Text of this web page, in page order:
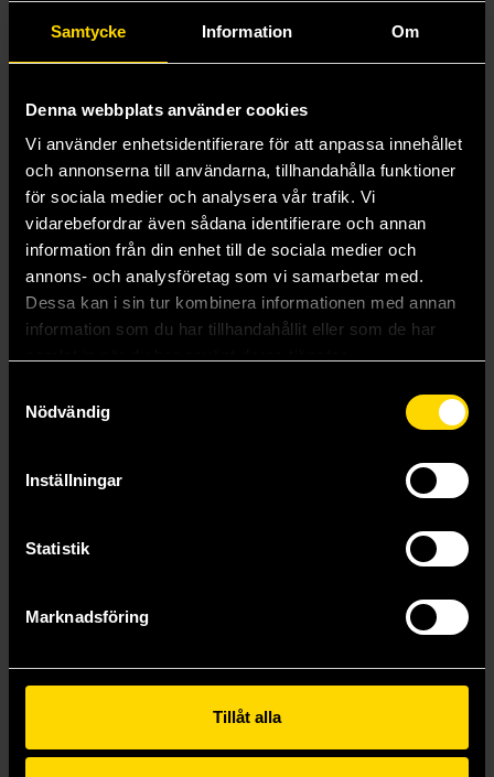
Samtycke Information Om
Denna webbplats använder cookies
Vi använder enhetsidentifierare för att anpassa innehållet
och annonserna till användarna, tillhandahålla funktioner
för sociala medier och analysera vår trafik. Vi
vidarebefordrar även sådana identifierare och annan
information från din enhet till de sociala medier och
annons- och analysföretag som vi samarbetar med.
Dessa kan i sin tur kombinera informationen med annan
information som du har tillhandahållit eller som de har
Nödvändig
Inställningar
Statistik
Marknadsföring
Tillåt alla
Mini Bamboo Fan: Checkered Dragonfly
Uchiwa
69 kr
Beställ
Fan 4074 Rilakkuma Hearts Pink
San-X: Rilakkuma
69 kr
Beställ
Book Fan (Mixed Assortment)
Book Accessories
Längre leveranstid